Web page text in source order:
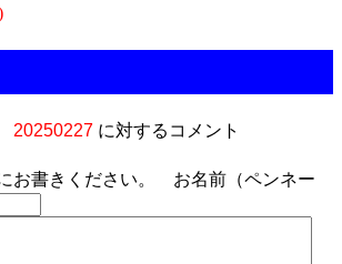
20250227 に対するコメント
お書きください。 お名前（ペンネー